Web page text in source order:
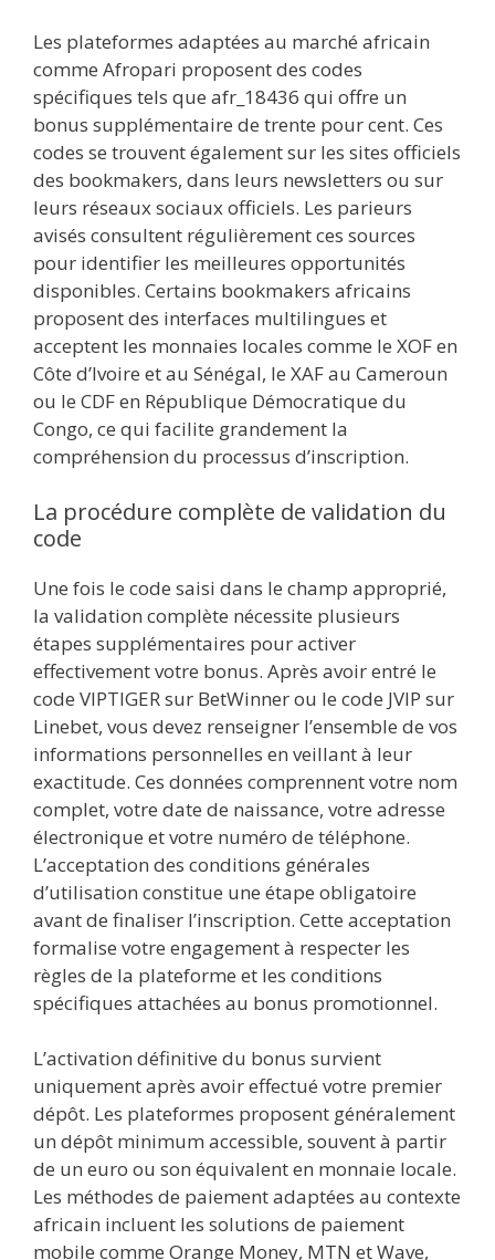
Les plateformes adaptées au marché africain
comme Afropari proposent des codes
spécifiques tels que afr_18436 qui offre un
bonus supplémentaire de trente pour cent. Ces
codes se trouvent également sur les sites officiels
des bookmakers, dans leurs newsletters ou sur
leurs réseaux sociaux officiels. Les parieurs
avisés consultent régulièrement ces sources
pour identifier les meilleures opportunités
disponibles. Certains bookmakers africains
proposent des interfaces multilingues et
acceptent les monnaies locales comme le XOF en
Côte d’Ivoire et au Sénégal, le XAF au Cameroun
ou le CDF en République Démocratique du
Congo, ce qui facilite grandement la
compréhension du processus d’inscription.
La procédure complète de validation du
code
Une fois le code saisi dans le champ approprié,
la validation complète nécessite plusieurs
étapes supplémentaires pour activer
effectivement votre bonus. Après avoir entré le
code VIPTIGER sur BetWinner ou le code JVIP sur
Linebet, vous devez renseigner l’ensemble de vos
informations personnelles en veillant à leur
exactitude. Ces données comprennent votre nom
complet, votre date de naissance, votre adresse
électronique et votre numéro de téléphone.
L’acceptation des conditions générales
d’utilisation constitue une étape obligatoire
avant de finaliser l’inscription. Cette acceptation
formalise votre engagement à respecter les
règles de la plateforme et les conditions
spécifiques attachées au bonus promotionnel.
L’activation définitive du bonus survient
uniquement après avoir effectué votre premier
dépôt. Les plateformes proposent généralement
un dépôt minimum accessible, souvent à partir
de un euro ou son équivalent en monnaie locale.
Les méthodes de paiement adaptées au contexte
africain incluent les solutions de paiement
mobile comme Orange Money, MTN et Wave,